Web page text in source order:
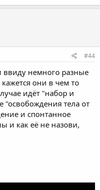
но основанные
#44
ввиду немного разные
они в чем то
идёт "набор и
"освобождения тела от
и спонтанное
и как её не назови,